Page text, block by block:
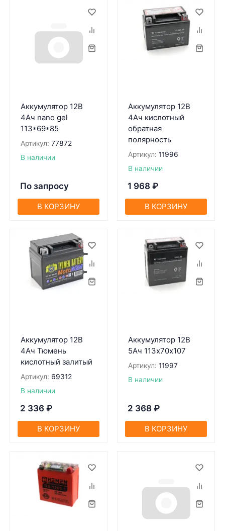
Аккумулятор 12В
4Ач nano gel
113*69*85
Артикул: 77872
В наличии
По запросу
В КОРЗИНУ
Аккумулятор 12В
4Ач кислотный
обратная
полярность
Артикул: 11996
В наличии
1 968 ₽
В КОРЗИНУ
Аккумулятор 12В
4Ач Тюмень
кислотный залитый
Артикул: 69312
В наличии
2 336 ₽
В КОРЗИНУ
Аккумулятор 12В
5Ач 113х70х107
Артикул: 11997
В наличии
2 368 ₽
В КОРЗИНУ